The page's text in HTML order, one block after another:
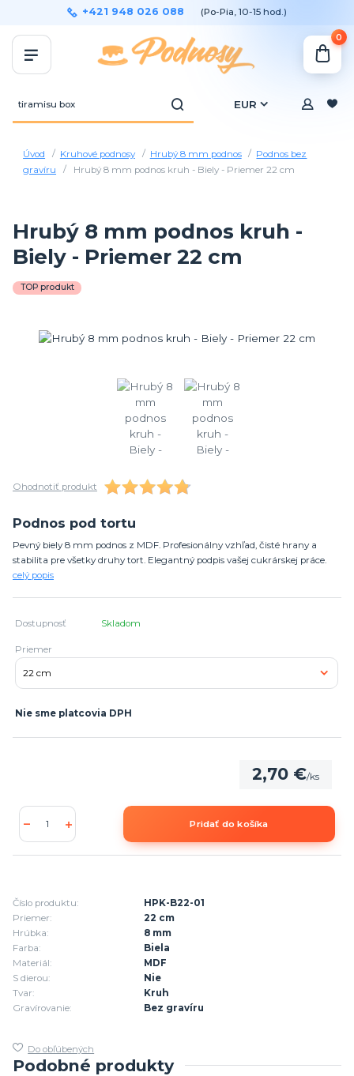
EUR
+421 948 026 088 (Po-Pia, 10-15 hod.)
0
Úvod Kruhové podnosy Hrubý 8 mm podnos
Podnos bez
gravíru
Hrubý 8 mm podnos kruh - Biely - Priemer 22 cm
Hrubý 8 mm podnos kruh -
Biely - Priemer 22 cm
TOP produkt
Ohodnotiť produkt
Podnos pod tortu
Pevný biely 8 mm podnos z MDF. Profesionálny vzhľad, čisté hrany a
stabilita pre všetky druhy tort. Elegantný podpis vašej cukrárskej práce.
celý popis
Dostupnosť Skladom
Priemer
Nie sme platcovia DPH
2,70 €/ks
Pridať do košíka
Číslo produktu:
HPK-B22-01
Priemer:
22 cm
Hrúbka:
8 mm
Farba:
Biela
Materiál:
MDF
S dierou:
Nie
Tvar:
Kruh
Gravírovanie:
Bez gravíru
Do obľúbených
Podobné produkty